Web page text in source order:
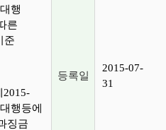
행
른
준
2015-
행등에
징금
등록일
2015-07-
31